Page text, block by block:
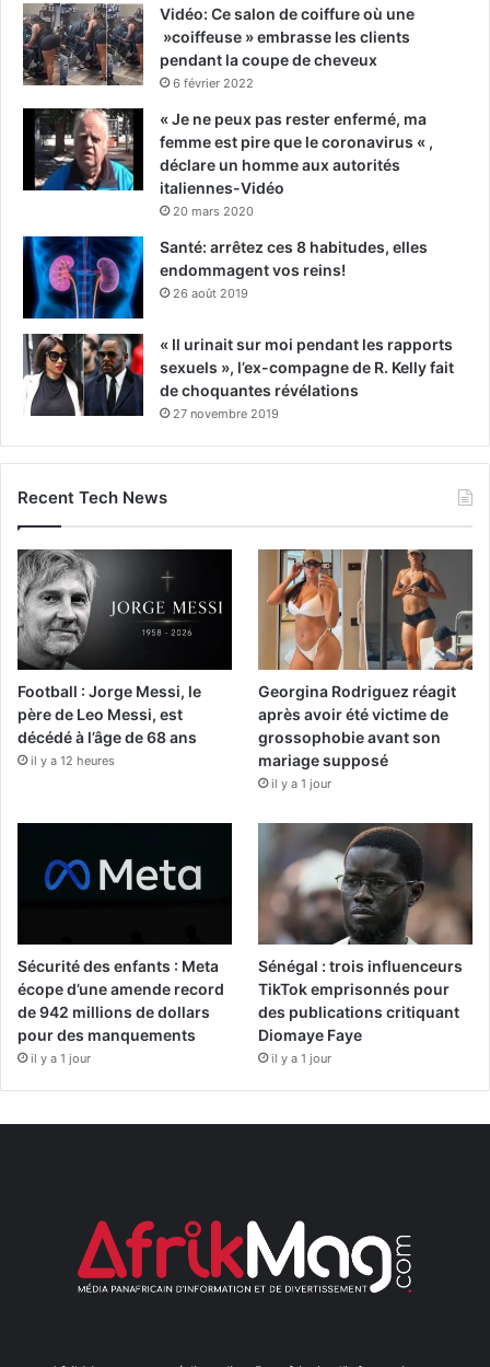
Vidéo: Ce salon de coiffure où une
»coiffeuse » embrasse les clients
pendant la coupe de cheveux
6 février 2022
« Je ne peux pas rester enfermé, ma
femme est pire que le coronavirus « ,
déclare un homme aux autorités
italiennes-Vidéo
20 mars 2020
Santé: arrêtez ces 8 habitudes, elles
endommagent vos reins!
26 août 2019
« Il urinait sur moi pendant les rapports
sexuels », l’ex-compagne de R. Kelly fait
de choquantes révélations
27 novembre 2019
Recent Tech News
Football : Jorge Messi, le
père de Leo Messi, est
décédé à l’âge de 68 ans
il y a 12 heures
Georgina Rodriguez réagit
après avoir été victime de
grossophobie avant son
mariage supposé
il y a 1 jour
Sécurité des enfants : Meta
écope d’une amende record
de 942 millions de dollars
pour des manquements
il y a 1 jour
Sénégal : trois influenceurs
TikTok emprisonnés pour
des publications critiquant
Diomaye Faye
il y a 1 jour